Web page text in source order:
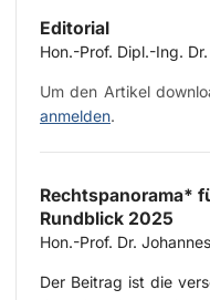
Editorial
Hon.-Prof. Dipl.-Ing.
Um den Artikel
anmelden.
Rechtspanorama*
Rundblick 2025
Hon.-Prof. Dr.
Der Beitrag ist die